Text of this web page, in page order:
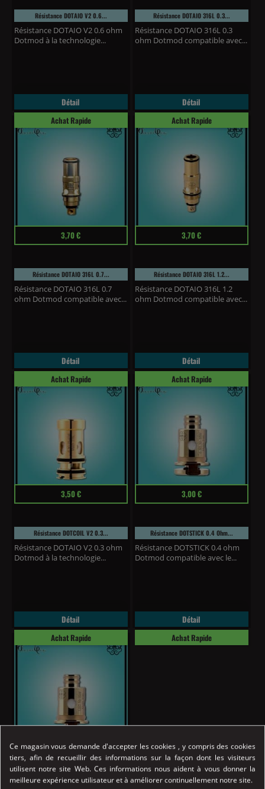
Résistance DOTAIO V2 0.6...
Résistance DOTAIO V2 0.6 ohm
Dotmod à la technologie...
Détail
Achat Rapide
Résistance DOTAIO 316L 0.3...
Résistance DOTAIO 316L 0.3
ohm Dotmod compatible avec...
Détail
Achat Rapide
3,70 €
Résistance DOTAIO 316L 0.7...
Résistance DOTAIO 316L 0.7
ohm Dotmod compatible avec...
Détail
Achat Rapide
3,70 €
Résistance DOTAIO 316L 1.2...
Résistance DOTAIO 316L 1.2
ohm Dotmod compatible avec...
Détail
Achat Rapide
3,50 €
Résistance DOTCOIL V2 0.3...
Résistance DOTAIO V2 0.3 ohm
Dotmod à la technologie...
Détail
Achat Rapide
3,00 €
Résistance DOTSTICK 0.4 Ohm...
Résistance DOTSTICK 0.4 ohm
Dotmod compatible avec le...
Détail
Achat Rapide
Prix 3,00 €
Ce magasin vous demande d'accepter les cookies , y compris des cookies
tiers, afin de recueillir des informations sur la façon dont les visiteurs
utilisent notre site Web. Ces informations nous aident à vous donner la
meilleure expérience utilisateur et à améliorer continuellement notre site.